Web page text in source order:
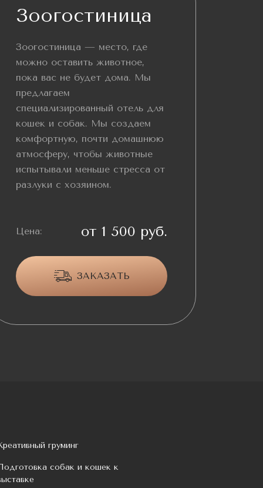
Зоогостиница
Зоогостиница — место, где
можно оставить животное,
пока вас не будет дома. Мы
предлагаем
специализированный отель для
кошек и собак. Мы создаем
комфортную, почти домашнюю
атмосферу, чтобы животные
испытывали меньше стресса от
разлуки с хозяином.
Цена: от 1 500 руб.
ЗАКАЗАТЬ
груминг
собак и кошек к